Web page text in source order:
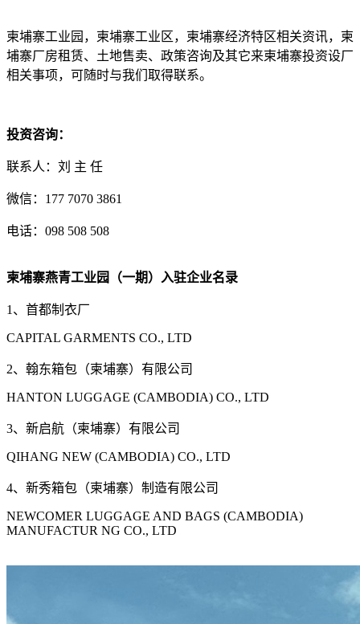
柬埔寨工业园，柬埔寨工业区，柬埔寨经济特区相关资讯，柬
埔寨厂房租赁、土地售卖、政策咨询及其它来柬埔寨投资设厂
相关事项，可随时与我们取得联系。
投资咨询：
联系人：刘 主 任
微信：177 7070 3861
电话：098 508 508
柬埔寨燕青工业园（一期）入驻企业名录
1、首都制衣厂
CAPITAL GARMENTS CO., LTD
2、翰东箱包（柬埔寨）有限公司
HANTON LUGGAGE (CAMBODIA) CO., LTD
3、新启航（柬埔寨）有限公司
QIHANG NEW (CAMBODIA) CO., LTD
4、新秀箱包（柬埔寨）制造有限公司
NEWCOMER LUGGAGE AND BAGS (CAMBODIA)
MANUFACTUR NG CO., LTD